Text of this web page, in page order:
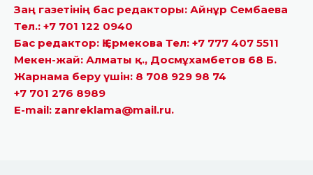
Заң газетінің бас редакторы: Айнұр Сембаева
Тел.: +7 701 122 0940
Бас редактор: Қ.Ермекова Тел: +7 777 407 5511
Мекен-жай: Алматы қ., Досмұхамбетов 68 Б.
Жарнама беру үшін: 8 708 929 98 74
+7 701 276 8989
E-mail: zanreklama@mail.ru.